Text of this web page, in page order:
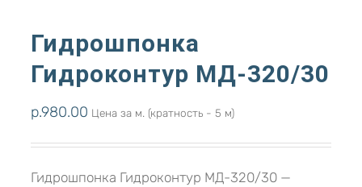
Гидрошпонка
Гидроконтур МД-320/30
р.980.00 Цена за м. (кратность - 5 м)
Гидрошпонка Гидроконтур МД-320/30 —